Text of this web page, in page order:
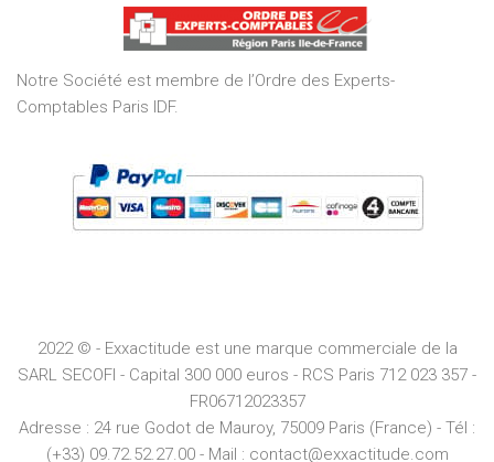
of
5
Notre Société est membre de l’Ordre des Experts-
Comptables Paris IDF.
2022 © - Exxactitude est une marque commerciale de la
SARL SECOFI - Capital 300 000 euros - RCS Paris 712 023 357 -
FR06712023357
Adresse : 24 rue Godot de Mauroy, 75009 Paris (France) - Tél :
(+33) 09.72.52.27.00 - Mail : contact@exxactitude.com